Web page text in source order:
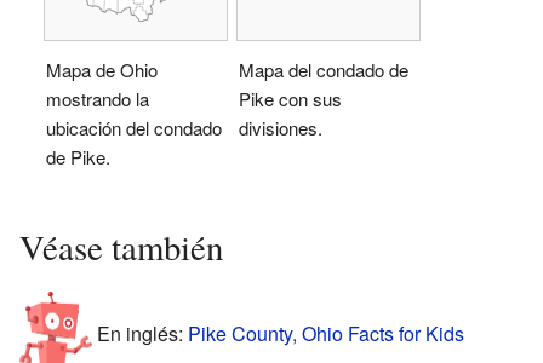
Mapa de Ohio
mostrando la
ubicación del condado
de Pike.
Mapa del condado de
Pike con sus
divisiones.
Véase también
En inglés: Pike County, Ohio Facts for Kids